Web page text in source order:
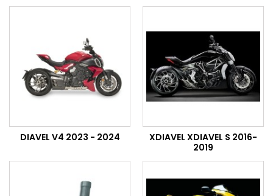
DIAVEL V4 2023 - 2024
XDIAVEL XDIAVEL S 2016-
2019